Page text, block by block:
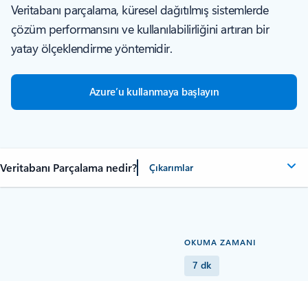
Veritabanı parçalama, küresel dağıtılmış sistemlerde
çözüm performansını ve kullanılabilirliğini artıran bir
yatay ölçeklendirme yöntemidir.
Azure’u kullanmaya başlayın
Veritabanı Parçalama nedir? Çıkarımlar
OKUMA ZAMANI
7 dk